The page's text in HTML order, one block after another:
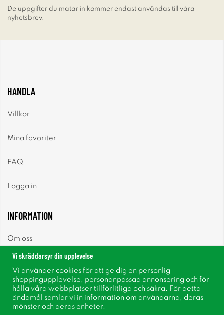
De uppgifter du matar in kommer endast användas till våra
nyhetsbrev.
HANDLA
Villkor
Mina favoriter
FAQ
Logga in
INFORMATION
Om oss
Nyhetsbrev
Om cookies
Vi skräddarsyr din upplevelse
Vi använder cookies för att ge dig en personlig
shoppingupplevelse, personanpassad annonsering och för
hålla våra webbplatser tillförlitliga och säkra. För detta
ändamål samlar vi in information om användarna, deras
mönster och deras enheter.